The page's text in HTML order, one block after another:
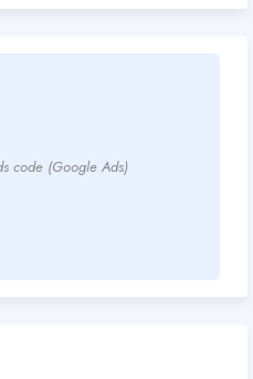
code (Google Ads)